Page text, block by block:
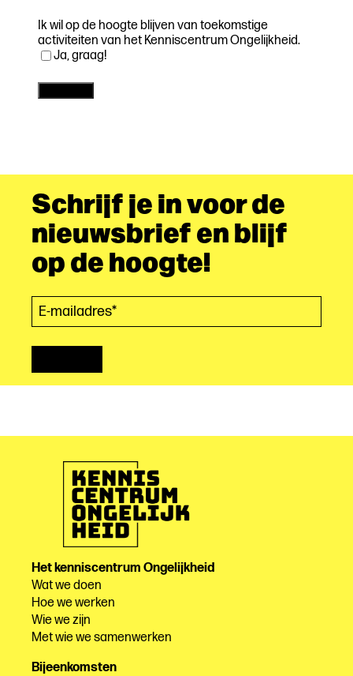
Ik wil op de hoogte blijven van toekomstige
activiteiten van het Kenniscentrum Ongelijkheid.
Ja, graag!
Schrijf je in voor de
nieuwsbrief en blijf
op de hoogte!
Het kenniscentrum Ongelijkheid
Wat we doen
Hoe we werken
Wie we zijn
Met wie we samenwerken
Bijeenkomsten